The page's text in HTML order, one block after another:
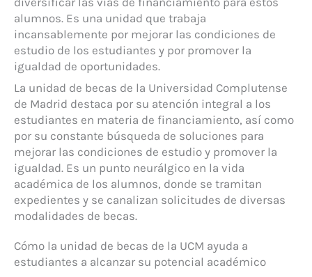
alumnos. Es una unidad que trabaja
incansablemente por mejorar las condiciones de
estudio de los estudiantes y por promover la
igualdad de oportunidades.
La unidad de becas de la Universidad Complutense
de Madrid destaca por su atención integral a los
estudiantes en materia de financiamiento, así como
por su constante búsqueda de soluciones para
mejorar las condiciones de estudio y promover la
igualdad. Es un punto neurálgico en la vida
académica de los alumnos, donde se tramitan
expedientes y se canalizan solicitudes de diversas
modalidades de becas.
Cómo la unidad de becas de la UCM ayuda a
estudiantes a alcanzar su potencial académico